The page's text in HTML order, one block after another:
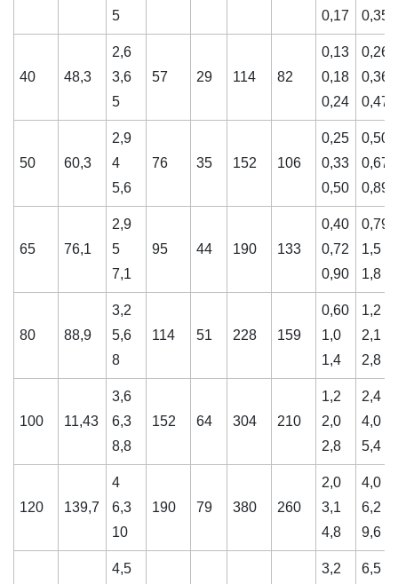
5
0,17
0,35
40 48,3
2,6
3,6
5
57 29 114 82
0,13
0,18
0,24
0,26
0,36
0,47
50 60,3
2,9
4
5,6
76 35 152 106
0,25
0,33
0,50
0,50
0,67
0,89
65 76,1
2,9
5
7,1
95 44 190 133
0,40
0,72
0,90
0,79
1,5
1,8
80 88,9
3,2
5,6
8
114 51 228 159
0,60
1,0
1,4
1,2
2,1
2,8
100 11,43
3,6
6,3
8,8
152 64 304 210
1,2
2,0
2,8
2,4
4,0
5,4
120 139,7
4
6,3
10
190 79 380 260
2,0
3,1
4,8
4,0
6,2
9,6
4,5
3,2
6,5